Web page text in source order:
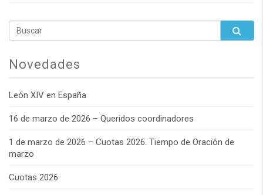
Novedades
León XIV en España
16 de marzo de 2026 – Queridos coordinadores
1 de marzo de 2026 – Cuotas 2026. Tiempo de Oración de
marzo
Cuotas 2026